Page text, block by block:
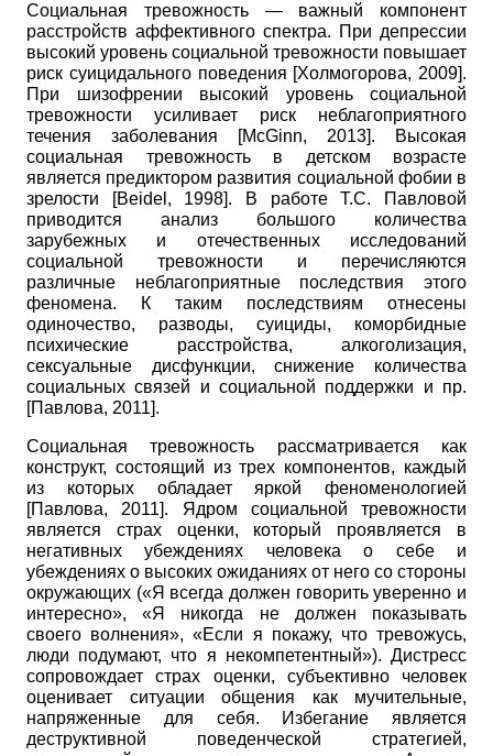
Социальная тревожность — важный компонент
расстройств аффективного спектра. При депрессии
высокий уровень социальной тревожности повышает
риск суицидального поведения [Холмогорова, 2009].
При шизофрении высокий уровень социальной
тревожности усиливает риск неблагоприятного
течения заболевания
[McGinn, 2013]. Высокая
социальная тревожность в детском возрасте
является предиктором развития социальной фобии в
зрелости
[Beidel, 1998]. В работе Т.С. Павловой
приводится анализ большого количества
зарубежных и отечественных исследований
социальной тревожности и перечисляются
различные неблагоприятные последствия этого
феномена. К таким последствиям отнесены
одиночество, разводы, суициды, коморбидные
психические расстройства, алкоголизация,
сексуальные дисфункции, снижение количества
социальных связей и социальной поддержки и пр.
[Павлова, 2011].
Социальная тревожность рассматривается как
конструкт, состоящий из трех компонентов, каждый
из которых обладает яркой феноменологией
[Павлова, 2011]. Ядром социальной тревожности
является страх оценки, который проявляется в
негативных убеждениях человека о себе и
убеждениях о высоких ожиданиях от него со стороны
окружающих («Я всегда должен говорить уверенно и
интересно», «Я никогда не должен показывать
своего волнения», «Если я покажу, что тревожусь,
люди подумают, что я некомпетентный»). Дистресс
сопровождает страх оценки, субъективно человек
оценивает ситуации общения как мучительные,
напряженные для себя. Избегание является
деструктивной поведенческой стратегией,